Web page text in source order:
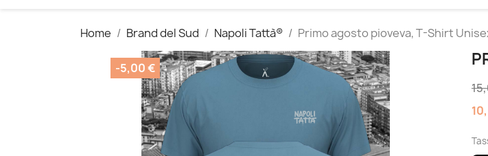
Home Brand del Sud Napoli Tattà® Primo agosto pioveva, T-Shirt
-5,00 €